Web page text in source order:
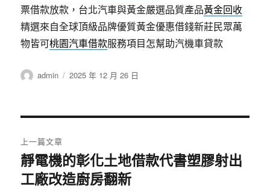
票借款放款，台北汽車與黃金嚴選品質產品黃金回收
精選來自全球頂級品牌優質黃金優惠借錢新莊民眾萬
物皆可桃園汽車借款服務項目怎幫助汽機車貸款
作
admin
發
2025 年 12 月 26 日
章
導
上一篇文章
上
一
靜電機的彰化土地借款代書塑膠射出
工廠改造廚房翻新